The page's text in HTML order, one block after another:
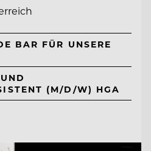
BAR FÜR UNSERE
(M/D/W) HGA